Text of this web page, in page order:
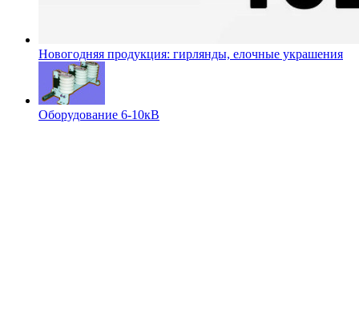
Новогодняя продукция: гирлянды, елочные украшения
Оборудование 6-10кВ